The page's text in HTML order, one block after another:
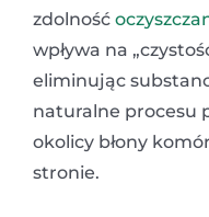
zdolność
wpływa na
eliminując
naturalne procesu
okolicy błony
stronie.